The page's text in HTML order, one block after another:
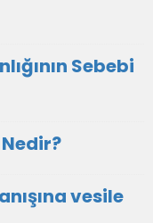
Sebebi
vesile